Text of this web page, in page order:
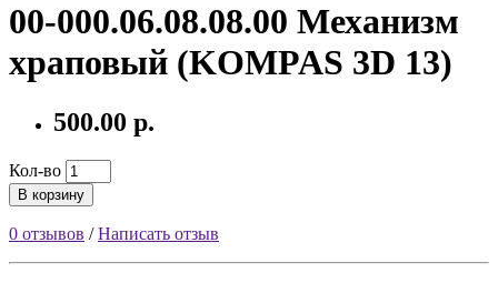
00-000.06.08.08.00 Механизм
храповый (KOMPAS 3D 13)
500.00 р.
Кол-во
В корзину
0 отзывов /Написать отзыв